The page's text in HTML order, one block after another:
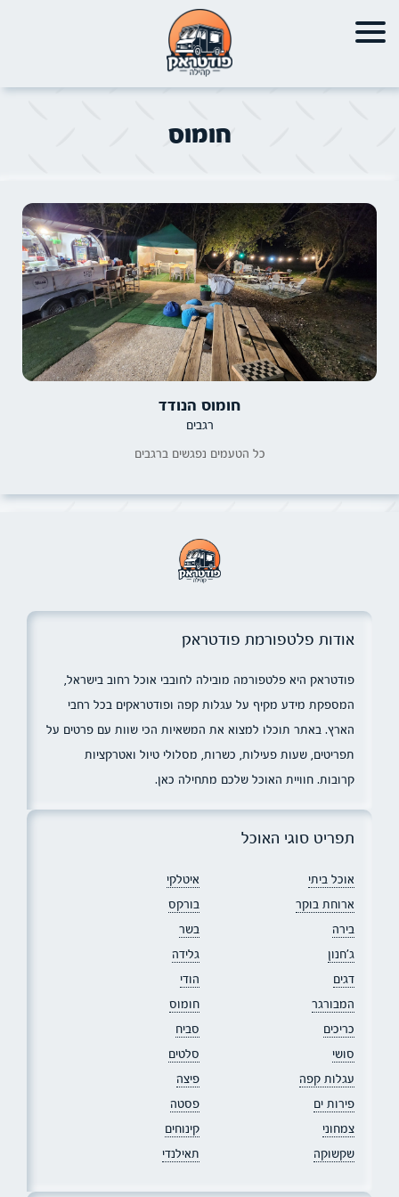
חומוס
חומוס הנודד
רגבים
כל הטעמים נפגשים ברגבים
אודות פלטפורמת פודטראק
פודטראק היא פלטפורמה מובילה לחובבי אוכל רחוב בישראל,
המספקת מידע מקיף על עגלות קפה ופודטראקים בכל רחבי
הארץ. באתר תוכלו למצוא את המשאיות הכי שוות עם פרטים על
תפריטים, שעות פעילות, כשרות, מסלולי טיול ואטרקציות
קרובות. חוויית האוכל שלכם מתחילה כאן.
תפריט סוגי האוכל
אוכל ביתי
איטלקי
ארוחת בוקר
בורקס
בירה
בשר
ג׳חנון
גלידה
דגים
הודי
המבורגר
חומוס
כריכים
סביח
סושי
סלטים
עגלות קפה
פיצה
פירות ים
פסטה
צמחוני
קינוחים
שקשוקה
תאילנדי